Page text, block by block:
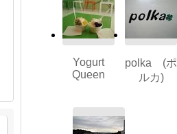
Yogurt
Queen
polka (ポ
ルカ)